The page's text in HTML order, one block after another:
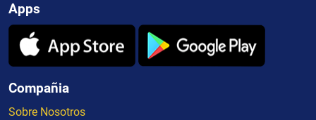
Apps
Compañia
Sobre Nosotros